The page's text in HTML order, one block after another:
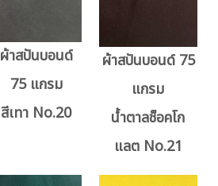
ผ้าสปันบอนด์
75 แกรม
สีเทา No.20
ผ้าสปันบอนด์ 75
แกรม
น้ำตาลช็อคโก
แลต No.21